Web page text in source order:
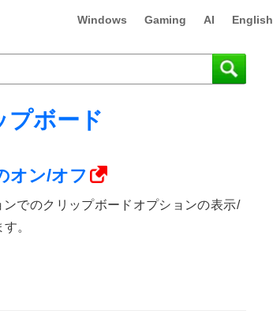
Windows Gaming AI English
プボード
オン/オフ
でのクリップボードオプションの表示/
。